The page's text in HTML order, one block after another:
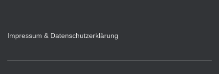
Impressum & Datenschutzerklärung